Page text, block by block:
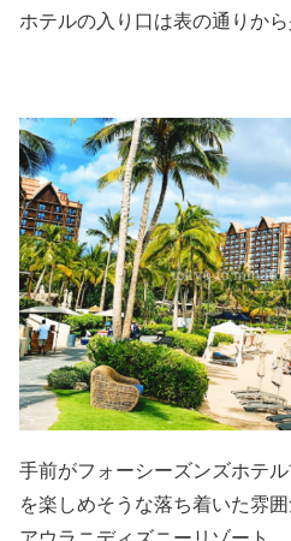
ホテルの入り口は表の通りか
手前がフォーシーズンズホテ
を楽しめそうな落ち着いた雰